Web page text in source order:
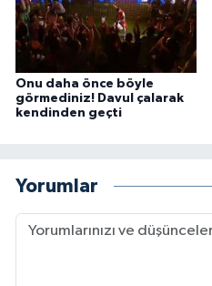
Onu daha önce böyle
görmediniz! Davul çalarak
kendinden geçti
Yorumlar